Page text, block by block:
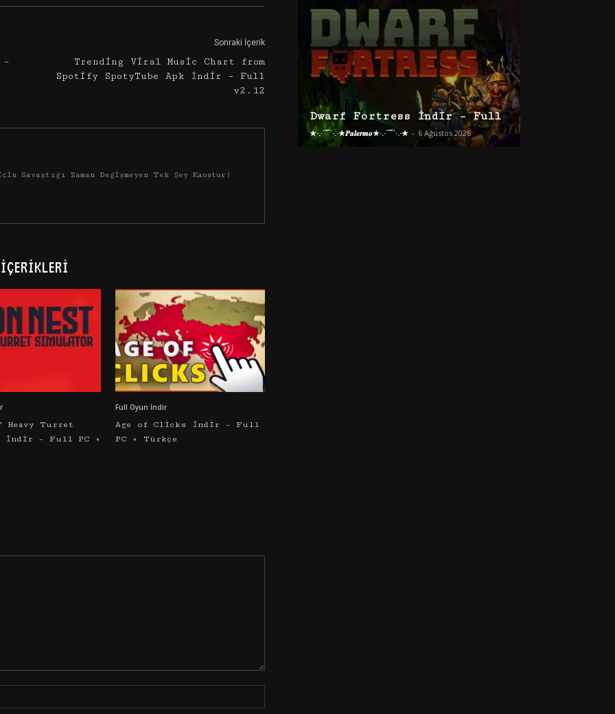
Sonraki İçerik
Trending Viral Music Chart from
Spotify SpotyTube Apk İndir – Full
v2.12
Savaştığı Zaman Değişmeyen Tek Şey Kaostur)
Heavy Turret
İndir – Full PC +
Full Oyun İndir
Age of Clicks İndir – Full
PC + Türkçe
Dwarf Fortress İndir – Full
★·.·´¯`·.·★𝑷𝒂𝒍𝒆𝒓𝒎𝒐★·.·´¯`·.·★ - 6 Ağustos 2026